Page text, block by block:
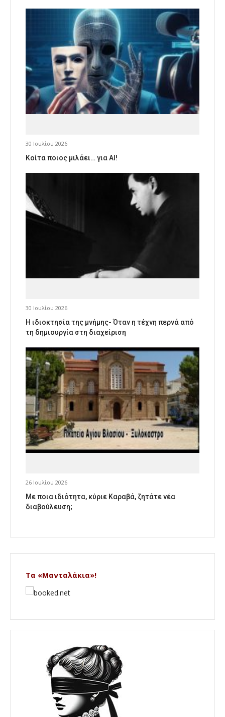
30 Ιουλίου 2026
Κοίτα ποιος μιλάει… για AI!
30 Ιουλίου 2026
Η ιδιοκτησία της μνήμης- Όταν η τέχνη περνά από
τη δημιουργία στη διαχείριση
26 Ιουλίου 2026
Με ποια ιδιότητα, κύριε Καραβά, ζητάτε νέα
διαβούλευση;
Τα «Μανταλάκια»!